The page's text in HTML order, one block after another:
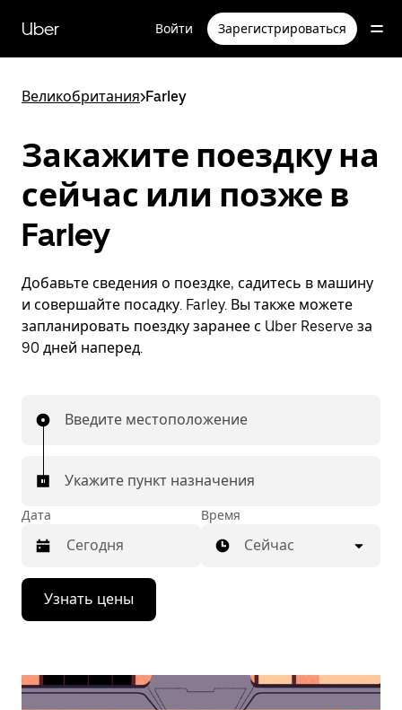
перейти
к
содержимому
Uber Войти Зарегистрироваться
Великобритания>Farley
Закажите поездку на
сейчас или позже в
Farley
Добавьте сведения о поездке, садитесь в машину
и совершайте посадку. Farley. Вы также можете
запланировать поездку заранее с Uber Reserve за
90 дней наперед.
Введите местоположение
Укажите пункт назначения
Дата
Нажмите
стрелку
вниз,
календарю
Время
Сейчас
Узнать цены